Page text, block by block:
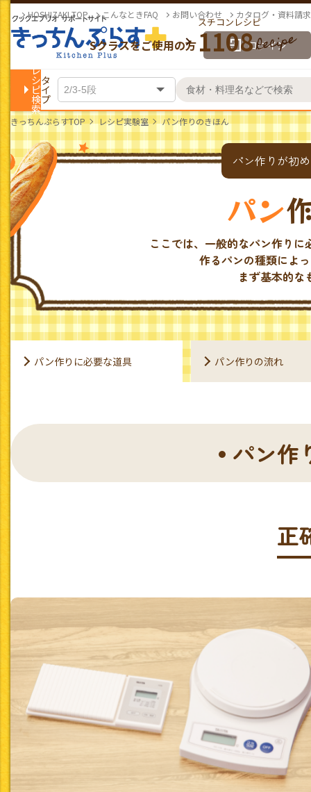
HOSHIZAKI TOP こんなときFAQ お問い合わせ カタログ・資料請求
スチコンレシピ
1108
Sクラスをご使用の方
ログイン
レ
シ
ピ
検
索
タ
イ
プ
きっちんぷらすTOP レシピ実験室 パン作りのきほん
パン作りが初
パン
ここでは、一般的なパン作り
作るパンの種類によ
まず基本的な
パン作りに必要な道具 パン作りの流れ
パン作
正